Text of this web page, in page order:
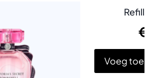
Refill:
€
Voeg toe